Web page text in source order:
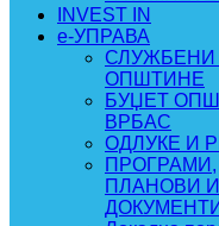
INVEST IN
e-УПРАВА
СЛУЖБЕНИ
ОПШТИНЕ
БУЏЕТ
ВРБАС
ОДЛУКЕ И
ПРОГРАМИ,
ПЛАНОВИ И
ДОКУМЕНТИ